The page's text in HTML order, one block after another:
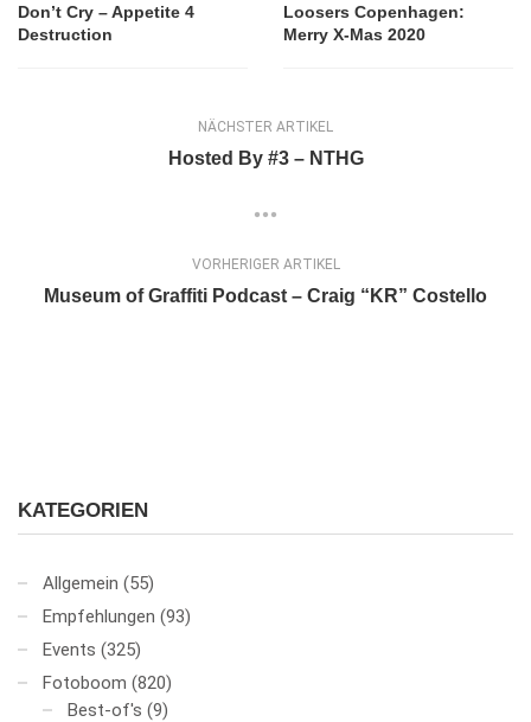
Don’t Cry – Appetite 4
Destruction
Loosers Copenhagen:
Merry X-Mas 2020
NÄCHSTER ARTIKEL
Hosted By #3 – NTHG
VORHERIGER ARTIKEL
Museum of Graffiti Podcast – Craig “KR” Costello
KATEGORIEN
Allgemein (55)
Empfehlungen (93)
Events (325)
Fotoboom (820)
Best-of's (9)